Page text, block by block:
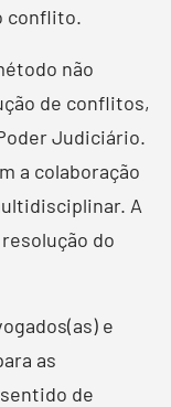
conflito.
não
de conflitos,
Judiciário.
a colaboração
A
do
e
as
de